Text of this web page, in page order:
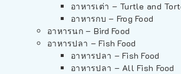
อาหารเต่า – Turtle and
อาหารกบ – Frog Food
อาหารนก – Bird Food
อาหารปลา – Fish Food
อาหารปลา – Fish Food
อาหารปลา – All Fish Food